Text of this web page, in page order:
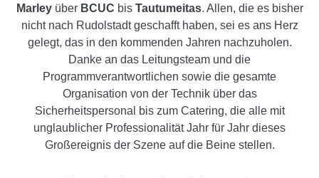
Marley über BCUC bis Tautumeitas. Allen, die es bisher
nicht nach Rudolstadt geschafft haben, sei es ans Herz
gelegt, das in den kommenden Jahren nachzuholen.
Danke an das Leitungsteam und die
Programmverantwortlichen sowie die gesamte
Organisation von der Technik über das
Sicherheitspersonal bis zum Catering, die alle mit
unglaublicher Professionalität Jahr für Jahr dieses
Großereignis der Szene auf die Beine stellen.